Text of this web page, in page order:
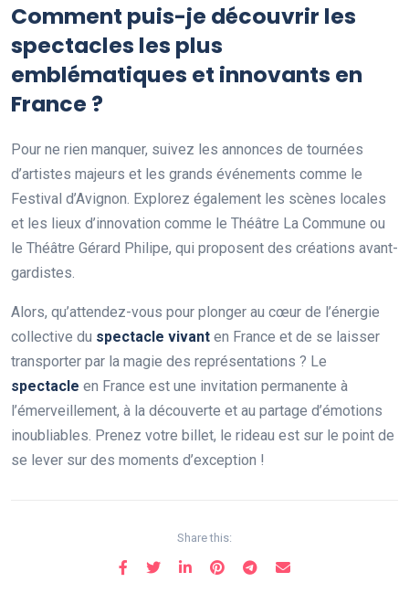
Comment puis-je découvrir les
spectacles les plus
emblématiques et innovants en
France ?
Pour ne rien manquer, suivez les annonces de tournées
d’artistes majeurs et les grands événements comme le
Festival d’Avignon. Explorez également les scènes locales
et les lieux d’innovation comme le Théâtre La Commune ou
le Théâtre Gérard Philipe, qui proposent des créations avant-
gardistes.
Alors, qu’attendez-vous pour plonger au cœur de l’énergie
collective du spectacle vivant en France et de se laisser
transporter par la magie des représentations ? Le
spectacle en France est une invitation permanente à
l’émerveillement, à la découverte et au partage d’émotions
inoubliables. Prenez votre billet, le rideau est sur le point de
se lever sur des moments d’exception !
Share this: